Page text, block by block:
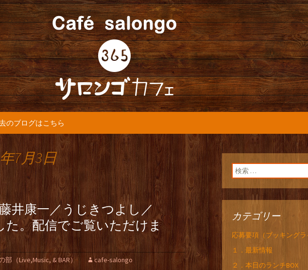
サロンゴ)カフェ
フェ』より最新情報をお届けします。
のブログはこちら
7月3日
井康一／うじきつよし／
た。配信でご覧いただけま
部（Live,Music, & BAR） cafe-salongo
検索:
カテゴリー
応募要項（ブッキングラ
１．最新情報
２．本日のランチBOX